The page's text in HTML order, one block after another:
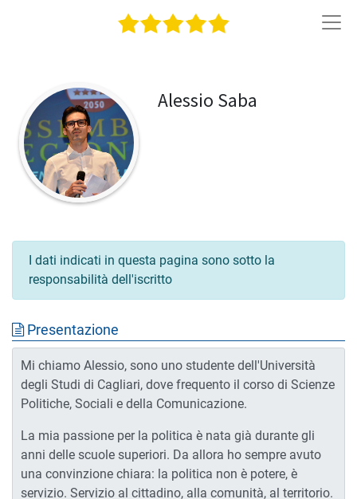
Alessio Saba
I dati indicati in questa pagina sono sotto la
responsabilità dell'iscritto
Presentazione
Mi chiamo Alessio, sono uno studente dell'Università
degli Studi di Cagliari, dove frequento il corso di Scienze
Politiche, Sociali e della Comunicazione.
La mia passione per la politica è nata già durante gli
anni delle scuole superiori. Da allora ho sempre avuto
una convinzione chiara: la politica non è potere, è
servizio. Servizio al cittadino, alla comunità, al territorio.